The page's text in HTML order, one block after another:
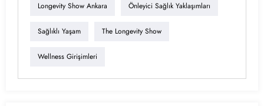
Longevity Show Ankara Önleyici Sağlık Yaklaşımları
Sağlıklı Yaşam The Longevity Show
Wellness Girişimleri